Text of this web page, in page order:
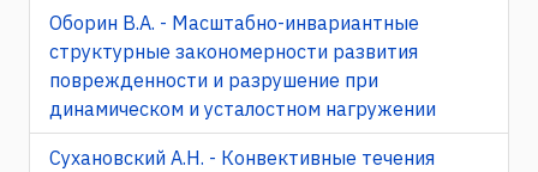
Оборин В.А. - Масштабно-инвариантные
структурные закономерности развития
поврежденности и разрушение при
динамическом и усталостном нагружении
Сухановский А.Н. - Конвективные течения